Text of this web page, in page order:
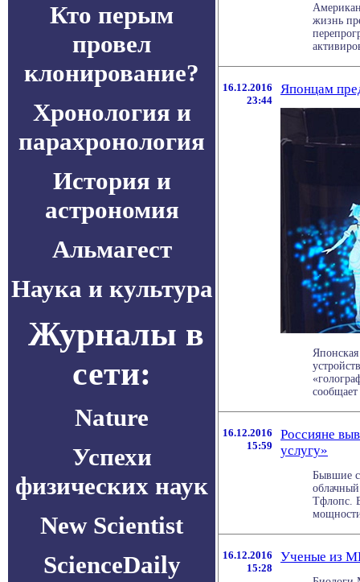
Кто перым
провел
клонирование?
Хронология и
парахронология
История и
астрономия
Альмагест
Наука и культура
Журналы в
сети:
Nature
Успехи
физических наук
New Scientist
ScienceDaily
жизнь
16.12.2016
23:44
Японцам
16.12.2016
15:59
Россияне
услугу»
Бывшие
Тфлопс.
16.12.2016
15:28
Ученые из